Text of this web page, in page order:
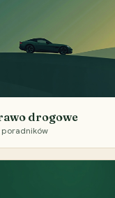
drogowe
poradników